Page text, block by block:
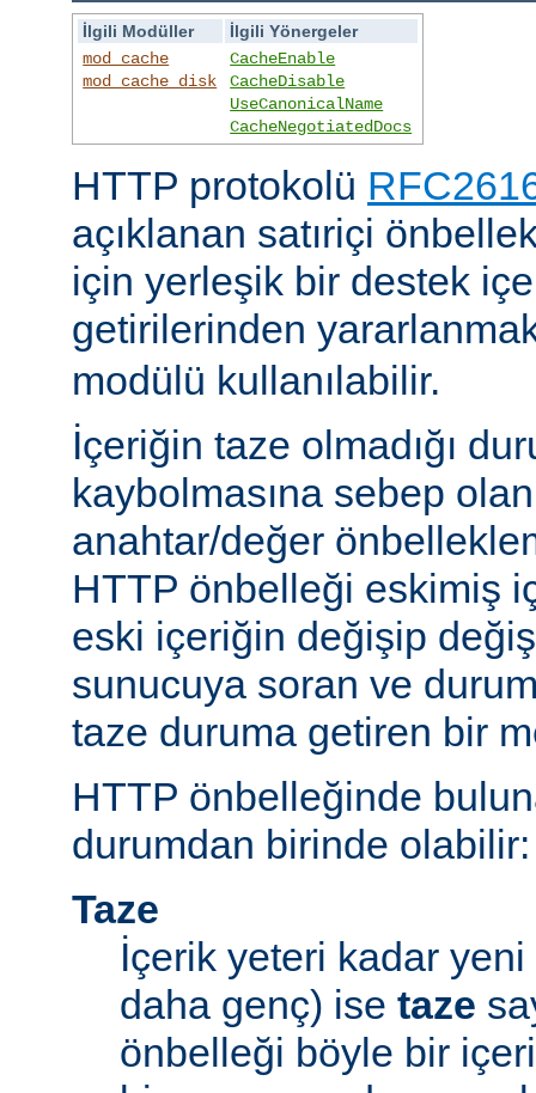
İlgili Modüller
İlgili Yönergeler
mod_cache
mod_cache_disk
CacheEnable
CacheDisable
UseCanonicalName
CacheNegotiatedDocs
HTTP protokolü
açıklanan satıriçi
için yerleşik bir destek
getirilerinden
modülü kullanılabilir.
İçeriğin taze olmadığı
kaybolmasına sebep
anahtar/değer
HTTP önbelleği eskimiş
eski içeriğin değişip
sunucuya soran ve
taze duruma getiren bir
HTTP önbelleğinde
durumdan birinde olabilir:
Taze
İçerik yeteri kadar yeni
daha genç) ise taze
önbelleği böyle bir